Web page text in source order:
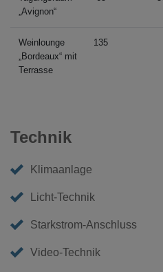
„Avignon“
Weinlounge
„Bordeaux“ mit
Terrasse
135
Technik
Klimaanlage
Licht-Technik
Starkstrom-Anschluss
Video-Technik